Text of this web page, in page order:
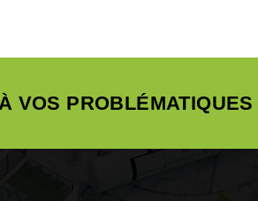
VOS PROBLÉMATIQUES